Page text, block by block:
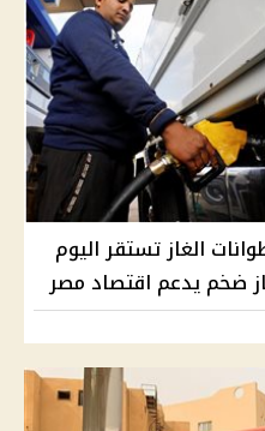
الغاز تستقر اليوم
ضخم يدعم اقتصاد مصر